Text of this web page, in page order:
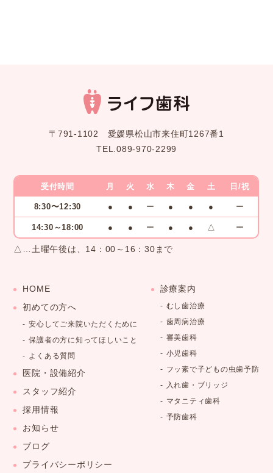
〒791-1102 愛媛県松山市来住町1267番1
TEL.089-970-2299
受付時間 月 火 水 木 金 土 日/祝
8:30〜12:30 ● ● ー ● ● ● ー
14:30～18:00 ● ● ー ● ● △ ー
△…土曜午後は、14：00～16：30まで
HOME
初めての方へ
安心してご来院いただくために
保護者の方に知ってほしいこと
よくある質問
医院・設備紹介
スタッフ紹介
採用情報
お知らせ
ブログ
プライバシーポリシー
診療案内
むし歯治療
歯周病治療
審美歯科
小児歯科
フッ素で子どもの虫歯予防
入れ歯・ブリッジ
マタニティ歯科
予防歯科